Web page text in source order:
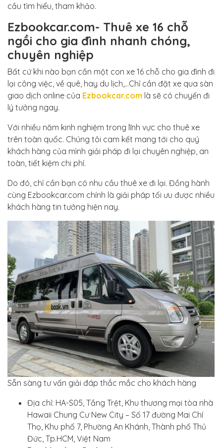
cầu tìm hiểu, tham khảo.
Ezbookcar.com- Thuê xe 16 chỗ
ngồi cho gia đình nhanh chóng,
chuyên nghiệp
Bất cứ khi nào bạn cần một con xe 16 chỗ cho gia đình đi
lại công việc, về quê, hay du lịch,…Chỉ cần đặt xe qua sàn
giao dịch online của Ezbookcar.com là sẽ có chuyến đi
lý tưởng ngay.
Với nhiều năm kinh nghiệm trong lĩnh vực cho thuê xe
trên toàn quốc. Chúng tôi cam kết mang tới cho quý
khách hàng của mình giải pháp đi lại chuyên nghiệp, an
toàn, tiết kiệm chi phí.
Do đó, chỉ cần bạn có nhu cầu thuê xe đi lại. Đồng hành
cùng Ezbookcar.com chính là giải pháp tối ưu được nhiều
khách hàng tin tưởng hiện nay.
Sẵn sàng tư vấn giải đáp thắc mắc cho khách hàng
Địa chỉ: HA-S05, Tầng Trệt, Khu thương mại tòa nhà
Hawaii Chung Cư New City – Số 17 đường Mai Chí
Thọ, Khu phố 7, Phường An Khánh, Thành phố Thủ
Đức, Tp.HCM, Việt Nam